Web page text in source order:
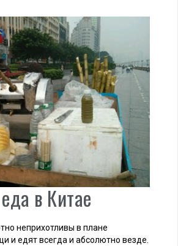
в Китае
неприхотливы в плане
и едят всегда и абсолютно везде.